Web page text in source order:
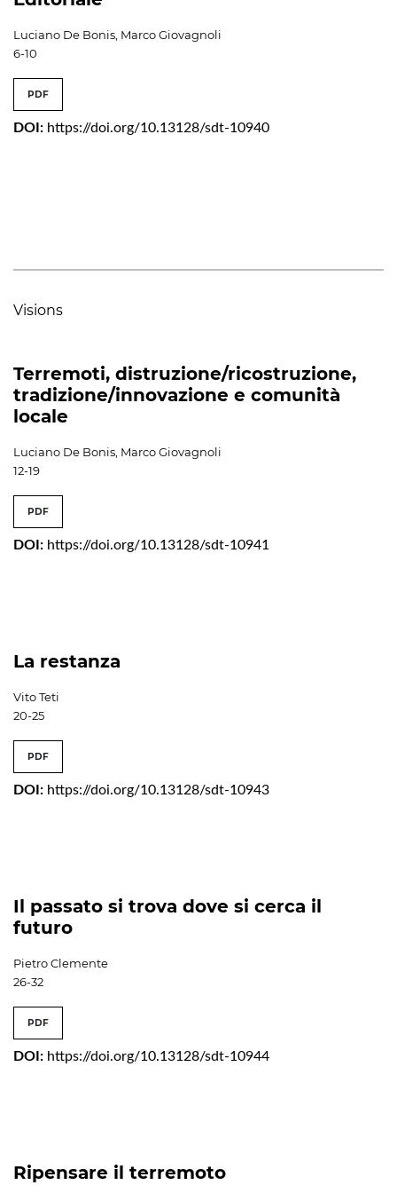
Luciano De Bonis, Marco Giovagnoli
6-10
PDF
DOI: https://doi.org/10.13128/sdt-10940
Visions
Terremoti, distruzione/ricostruzione,
tradizione/innovazione e comunità
locale
Luciano De Bonis, Marco Giovagnoli
12-19
PDF
DOI: https://doi.org/10.13128/sdt-10941
La restanza
Vito Teti
20-25
PDF
DOI: https://doi.org/10.13128/sdt-10943
Il passato si trova dove si cerca il
futuro
Pietro Clemente
26-32
PDF
DOI: https://doi.org/10.13128/sdt-10944
Ripensare il terremoto